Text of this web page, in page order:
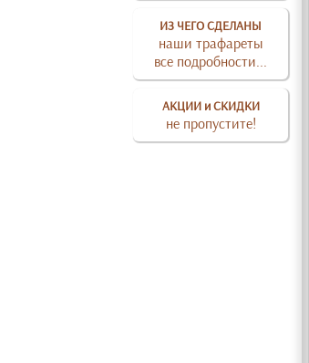
ИЗ ЧЕГО СДЕЛАНЫ
наши трафареты
все подробности...
АКЦИИ и СКИДКИ
не пропустите!